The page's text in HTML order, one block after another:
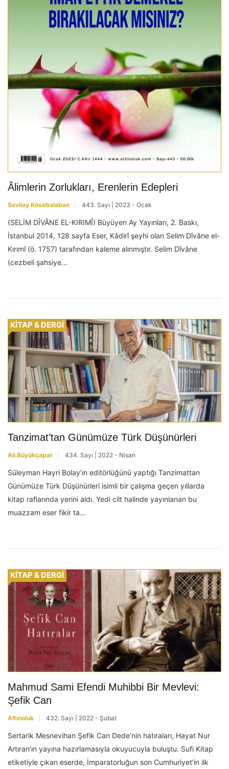
Âlimlerin Zorlukları, Erenlerin Edepleri
Sevilay Kösebalaban 443. Sayı | 2023 - Ocak
(SELİM DÎVÂNE EL-KIRIMÎ) Büyüyen Ay Yayınları, 2. Baskı,
İstanbul 2014, 128 sayfa Eser, Kâdirî şeyhi olan Selim Dîvâne el-
Kırımî (ö. 1757) tarafından kaleme alınmıştır. Selim Dîvâne
(cezbeli şahsiye...
KİTAP & DERGİ
Tanzimat’tan Günümüze Türk Düşünürleri
Ali Büyükçapar 434. Sayı | 2022 - Nisan
Süleyman Hayri Bolay’ın editörlüğünü yaptığı Tanzimattan
Günümüze Türk Düşünürleri isimli bir çalışma geçen yıllarda
kitap raflarında yerini aldı. Yedi cilt halinde yayınlanan bu
muazzam eser fikir ta...
KİTAP & DERGİ
Mahmud Sami Efendi Muhibbi Bir Mevlevi:
Şefik Can
Altınoluk 432. Sayı | 2022 - Şubat
Sertarik Mesnevihan Şefik Can Dede’nin hatıraları, Hayat Nur
Artıran’ın yayına hazırlamasıyla okuyucuyla buluştu. Sufi Kitap
etiketiyle çıkan eserde, İmparatorluğun son Cumhuriyet’in ilk